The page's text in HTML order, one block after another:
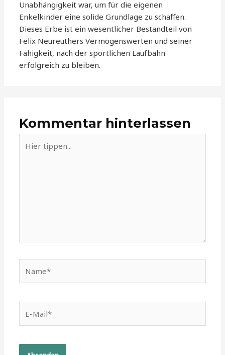
Unabhängigkeit war, um für die eigenen
Enkelkinder eine solide Grundlage zu schaffen.
Dieses Erbe ist ein wesentlicher Bestandteil von
Felix Neureuthers Vermögenswerten und seiner
Fähigkeit, nach der sportlichen Laufbahn
erfolgreich zu bleiben.
Kommentar hinterlassen
tippen...
Mail*